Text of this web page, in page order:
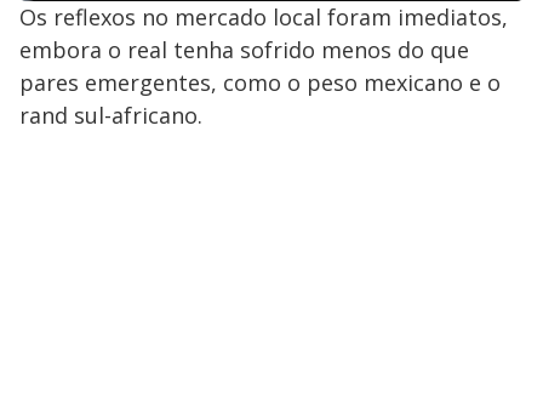
Os reflexos no mercado local foram imediatos,
embora o real tenha sofrido menos do que
pares emergentes, como o peso mexicano e o
rand sul-africano.